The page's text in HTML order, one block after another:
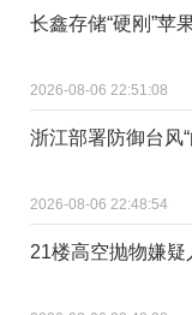
长鑫存储“硬刚”苹
2026-08-06 22:51:08
浙江部署防御台风
2026-08-06 22:48:54
21楼高空抛物嫌